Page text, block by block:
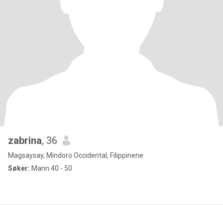
zabrina, 36
Magsaysay, Mindoro Occidental, Filippinene
Søker: Mann 40 - 50